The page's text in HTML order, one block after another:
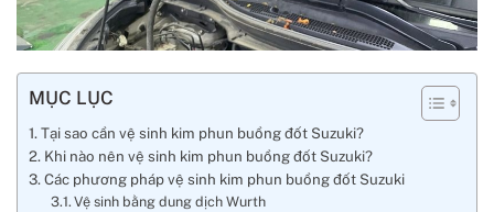
MỤC LỤC
Tại sao cần vệ sinh kim phun buồng đốt Suzuki?
Khi nào nên vệ sinh kim phun buồng đốt Suzuki?
Các phương pháp vệ sinh kim phun buồng đốt Suzuki
Vệ sinh bằng dung dịch Wurth